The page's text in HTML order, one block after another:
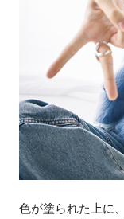
色が塗られた上に